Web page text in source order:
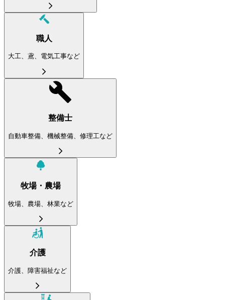
職人
大工、鳶、電気工事など
整備士
自動車整備、機械整備、修理工など
牧場・農場
牧場、農場、林業など
介護
介護、障害福祉など